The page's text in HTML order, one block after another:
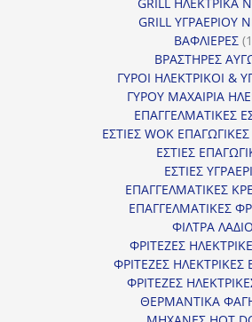
GRILL ΗΛΕΚΤΡΙΚΑ
GRILL ΥΓΡΑΕΡΙΟΥ
ΒΑΦΛΙΕΡΕΣ
ΒΡΑΣΤΗΡΕΣ
ΓΥΡΟΙ ΗΛΕΚΤΡΙΚΟΙ &
ΓΥΡΟΥ ΜΑΧΑΙΡΙΑ
ΕΠΑΓΓΕΛΜΑΤΙΚΕΣ
ΕΣΤΙΕΣ WOK
ΕΣΤΙΕΣ
ΕΣΤΙΕΣ
ΕΠΑΓΓΕΛΜΑΤΙΚΕΣ
ΕΠΑΓΓΕΛΜΑΤΙΚΕΣ
ΦΙΛΤΡΑ
ΦΡΙΤΕΖΕΣ
ΦΡΙΤΕΖΕΣ ΗΛΕΚΤΡΙΚΕΣ
ΦΡΙΤΕΖΕΣ
ΘΕΡΜΑΝΤΙΚΑ